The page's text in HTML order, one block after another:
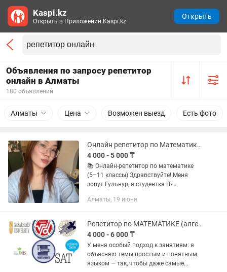
Объявления по запросу репетитор
онлайн в Алматы
180 объявлений
Алматы Цена Возможен выезд Есть фото
Онлайн репетитор по Математике/Информатике (ЕНТ)
4 000 - 5 000 ₸
📚 Онлайн-репетитор по математике
(5–11 классы) Здравствуйте! Меня
зовут Гульнур, я студентка IT-
математике. Помогаю: ✅ повысить
в...
Алматы, 19 июня
Репетитор по МАТЕМАТИКЕ (алгебра/геометрия) и ФИЗИКЕ онлайн
4 000 - 6 000 ₸
У меня особый подход к занятиям: я
объясняю темы простым и понятным
языком — так, чтобы даже самые
Kaspi.kz
Открыть в Приложении Kaspi.kz
Открыть